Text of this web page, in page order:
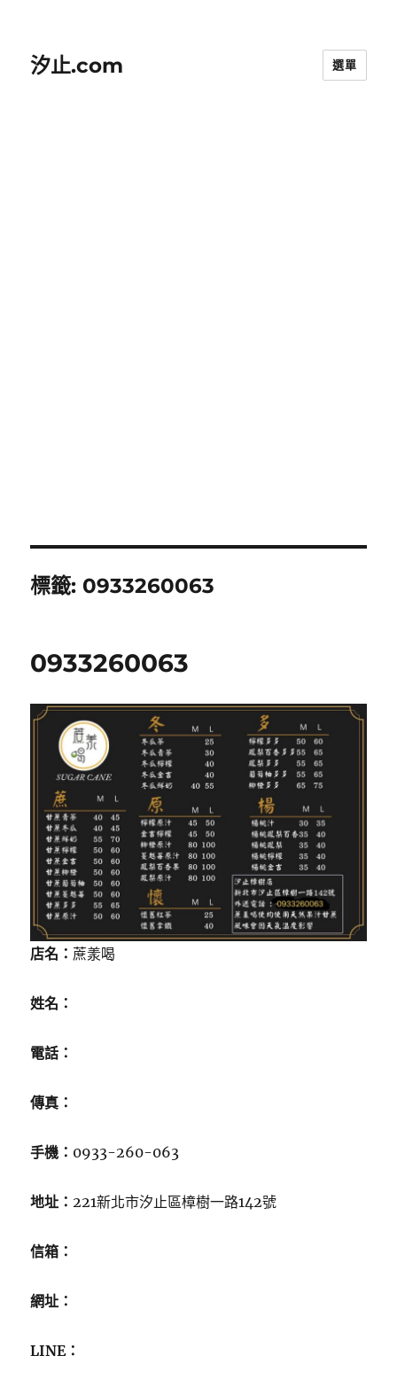
汐止.com 選單
標籤: 0933260063
0933260063
店名： 蔗羕喝
姓名：
電話：
傳真：
手機： 0933-260-063
地址： 221新北市汐止區樟樹一路142號
信箱：
網址：
LINE：